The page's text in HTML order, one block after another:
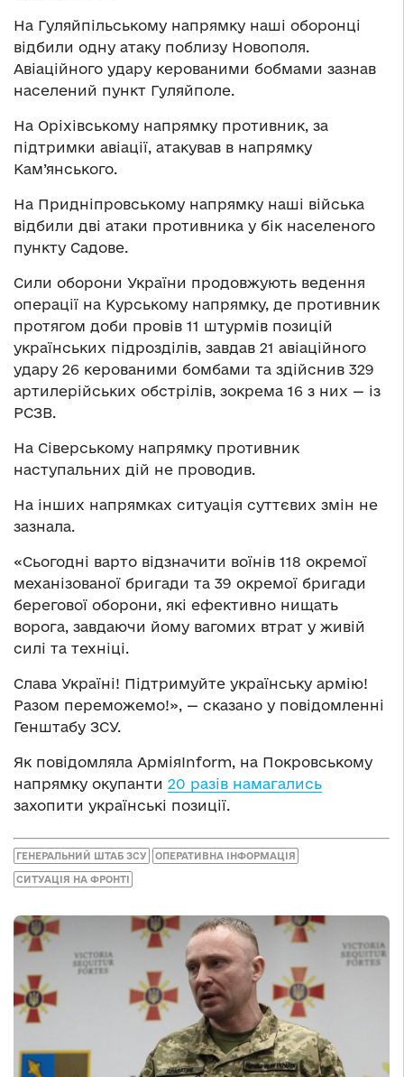
На Гуляйпільському напрямку наші оборонці
відбили одну атаку поблизу Новополя.
Авіаційного удару керованими бобмами зазнав
населений пункт Гуляйполе.
На Оріхівському напрямку противник, за
підтримки авіації, атакував в напрямку
Кам’янського.
На Придніпровському напрямку наші війська
відбили дві атаки противника у бік населеного
пункту Садове.
Сили оборони України продовжують ведення
операції на Курському напрямку, де противник
протягом доби провів 11 штурмів позицій
українських підрозділів, завдав 21 авіаційного
удару 26 керованими бомбами та здійснив 329
артилерійських обстрілів, зокрема 16 з них — із
РСЗВ.
На Сіверському напрямку противник
наступальних дій не проводив.
На інших напрямках ситуація суттєвих змін не
зазнала.
«Сьогодні варто відзначити воїнів 118 окремої
механізованої бригади та 39 окремої бригади
берегової оборони, які ефективно нищать
ворога, завдаючи йому вагомих втрат у живій
силі та техніці.
Слава Україні! Підтримуйте українську армію!
Разом переможемо!», — сказано у повідомленні
Генштабу ЗСУ.
Як повідомляла АрміяInform, на Покровському
напрямку окупанти 20 разів намагались
захопити українські позиції.
ГЕНЕРАЛЬНИЙ ШТАБ ЗСУ ОПЕРАТИВНА ІНФОРМАЦІЯ
СИТУАЦІЯ НА ФРОНТІ